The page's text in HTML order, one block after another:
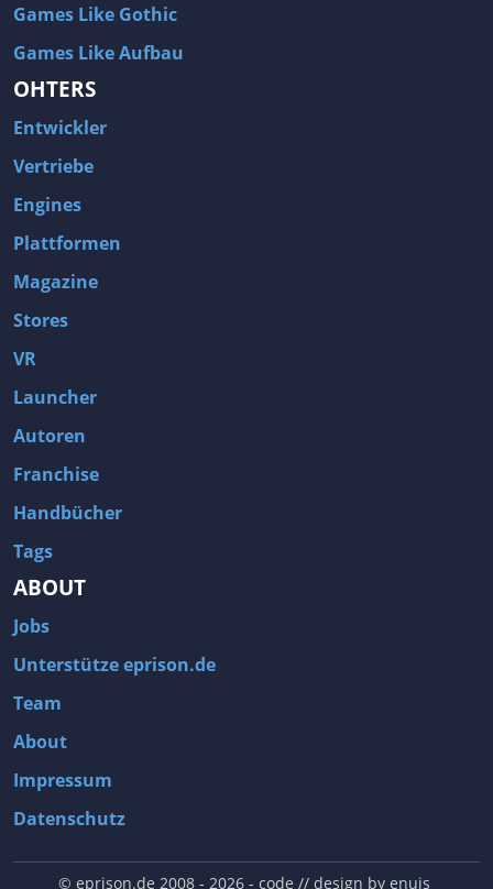
Games Like Gothic
Games Like Aufbau
OHTERS
Entwickler
Vertriebe
Engines
Plattformen
Magazine
Stores
VR
Launcher
Autoren
Franchise
Handbücher
Tags
ABOUT
Jobs
Unterstütze eprison.de
Team
About
Impressum
Datenschutz
© eprison.de 2008 - 2026- code // design by enuis